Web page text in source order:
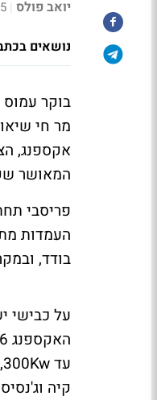
יואב פולס |
נושאים
בוקר עמוס
מר חי
המאושר
פריסבי
העמדות
בודד,
על כבישי
האקספנג
עד300Kw
קיה